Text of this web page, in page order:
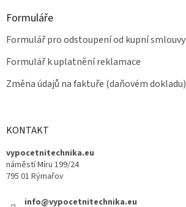
Formuláře
Formulář pro odstoupení od kupní smlouvy
Formulář k uplatnění reklamace
Změna údajů na faktuře (daňovém dokladu)
KONTAKT
vypocetnitechnika.eu
náměstí Míru 199/24
795 01 Rýmařov
info@vypocetnitechnika.eu